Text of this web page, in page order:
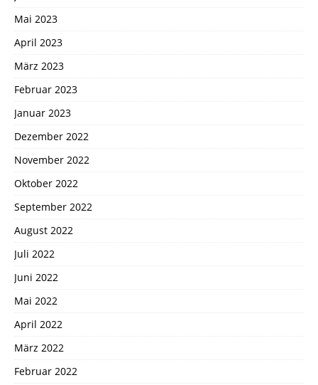
Mai 2023
April 2023
März 2023
Februar 2023
Januar 2023
Dezember 2022
November 2022
Oktober 2022
September 2022
August 2022
Juli 2022
Juni 2022
Mai 2022
April 2022
März 2022
Februar 2022